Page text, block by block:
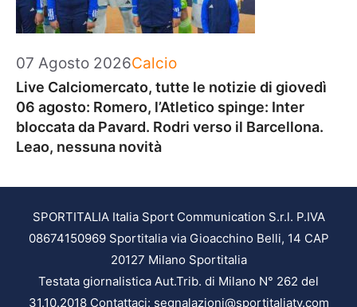
07 Agosto 2026Categorie
Calcio
Live Calciomercato, tutte le notizie di giovedì
06 agosto: Romero, l’Atletico spinge: Inter
bloccata da Pavard. Rodri verso il Barcellona.
Leao, nessuna novità
SPORTITALIA Italia Sport Communication S.r.l. P.IVA
08674150969 Sportitalia via Gioacchino Belli, 14 CAP
20127 Milano Sportitalia
Testata giornalistica Aut.Trib. di Milano N° 262 del
31.10.2018 Contattaci: segnalazioni@sportitaliatv.com